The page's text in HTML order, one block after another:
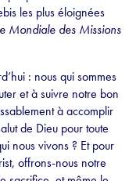
les plus éloignées
Mondiale des Missions
: nous qui sommes
et à suivre notre bon
à accomplir
de Dieu pour toute
nous vivons ? Et pour
offrons-nous notre